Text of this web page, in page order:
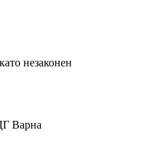
незаконен
Варна